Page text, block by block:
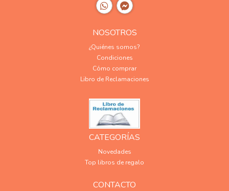
NOSOTROS
¿Quiénes somos?
Condiciones
Cómo comprar
Libro de Reclamaciones
CATEGORÍAS
Novedades
Top libros de regalo
CONTACTO